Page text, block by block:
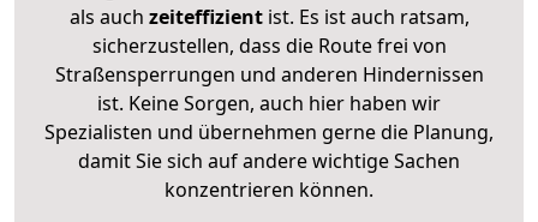
als auch zeiteffizientist. Es ist auch ratsam,
sicherzustellen, dass die Route frei von
Straßensperrungen und anderen Hindernissen
ist. Keine Sorgen, auch hier haben wir
Spezialisten und übernehmen gerne die Planung,
damit Sie sich auf andere wichtige Sachen
konzentrieren können.